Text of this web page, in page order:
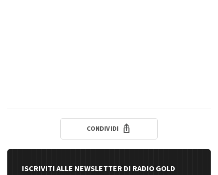
CONDIVIDI
ISCRIVITI ALLE NEWSLETTER DI RADIO GOLD